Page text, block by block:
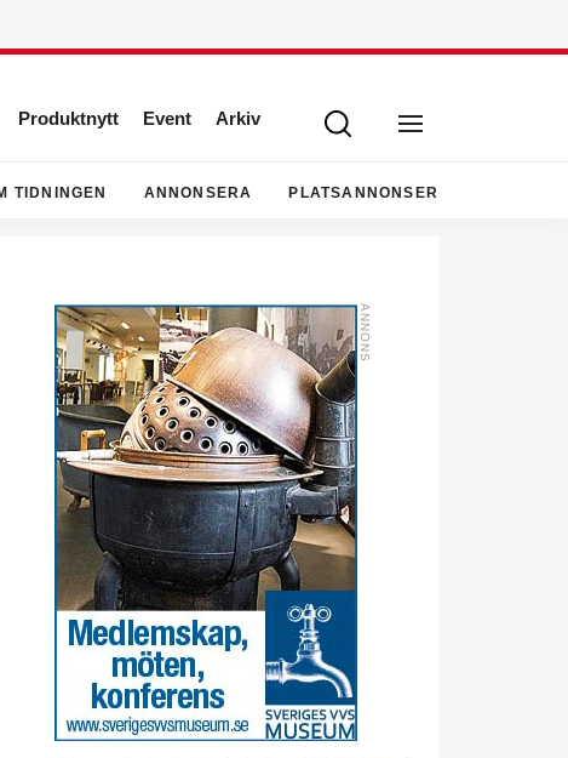
Produktnytt Event Arkiv
TIDNINGEN ANNONSERA PLATSANNONSER